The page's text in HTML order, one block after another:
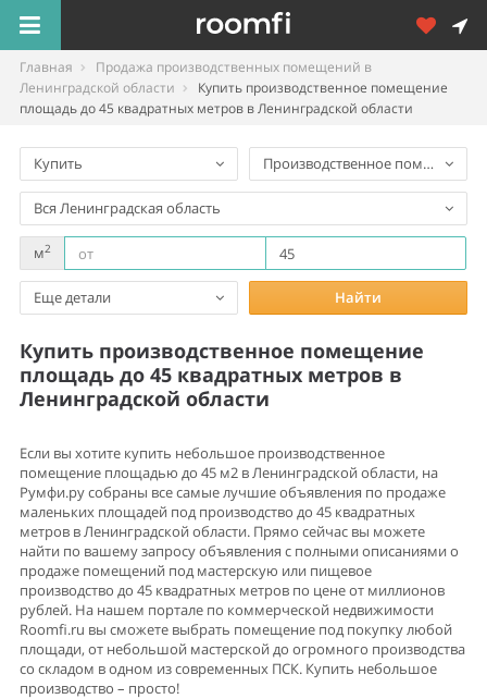
Главная
Продажа производственных помещений в
Ленинградской области
Купить производственное помещение
площадь до 45 квадратных метров в Ленинградской области
Купить Производственное помещение
Вся Ленинградская область
м2
Еще детали Найти
Купить производственное помещение
площадь до 45 квадратных метров в
Ленинградской области
Если вы хотите купить небольшое производственное
помещение площадью до 45 м2 в Ленинградской области, на
Румфи.ру собраны все самые лучшие объявления по продаже
маленьких площадей под производство до 45 квадратных
метров в Ленинградской области. Прямо сейчас вы можете
найти по вашему запросу объявления с полными описаниями о
продаже помещений под мастерскую или пищевое
производство до 45 квадратных метров по цене от миллионов
рублей. На нашем портале по коммерческой недвижимости
Roomfi.ru вы сможете выбрать помещение под покупку любой
площади, от небольшой мастерской до огромного производства
со складом в одном из современных ПСК. Купить небольшое
производство – просто!